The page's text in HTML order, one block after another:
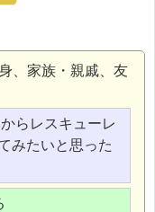
家族・親戚、友
らレスキューレ
みたいと思った